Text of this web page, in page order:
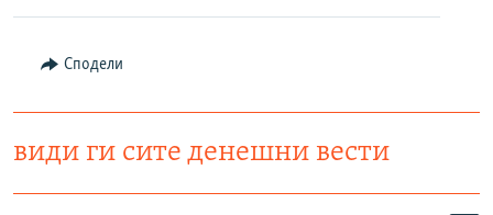
Сподели
види ги сите денешни вести